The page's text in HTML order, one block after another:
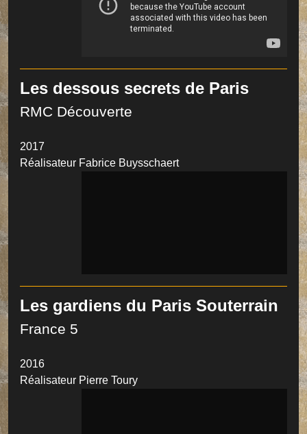
Les dessous secrets de Paris
RMC Découverte
2017
Réalisateur Fabrice Buysschaert
Les gardiens du Paris Souterrain
France 5
2016
Réalisateur Pierre Toury